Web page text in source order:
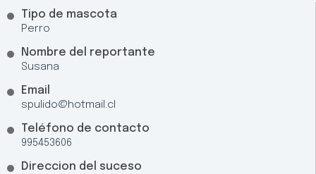
Tipo de mascota
Perro
Nombre del reportante
Susana
Email
spulido@hotmail.cl
Teléfono de contacto
995453606
Direccion del suceso